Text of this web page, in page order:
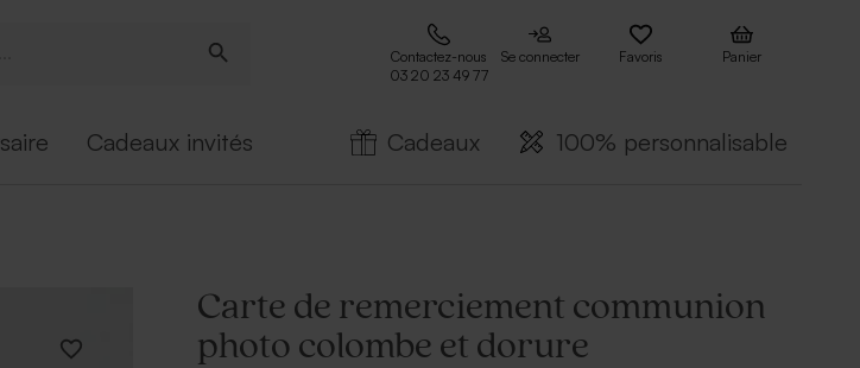
Contactez-nous
03 20 23 49 77
Se connecter Favoris Panier
Cadeaux invités Cadeaux 100% personnalisable
Carte de remerciement communion
photo colombe et dorure